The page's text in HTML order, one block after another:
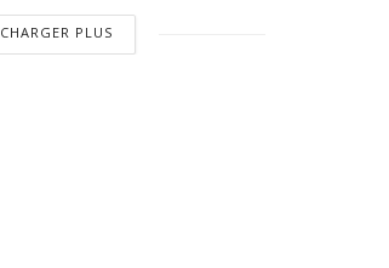
CHARGER PLUS